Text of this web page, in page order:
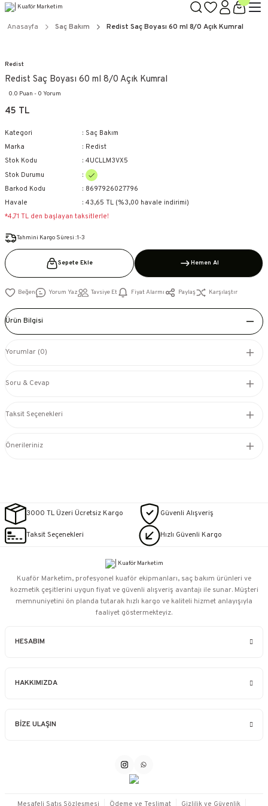
KAPIDA ÖDEME SEÇENEĞİ
Anasayfa Saç Bakım Redist Saç Boyası 60 ml 8/0 Açık Kumral
Redist
Redist Saç Boyası 60 ml 8/0 Açık Kumral
0.0 Puan - 0 Yorum
45 TL
Kategori
Saç Bakım
Marka
Redist
Stok Kodu
4UCLLM3VX5
Stok Durumu
Barkod Kodu
8697926027796
Havale
43,65 TL (%3,00 havale indirimi)
*4,71 TL den başlayan taksitlerle!
Tahmini Kargo Süresi :1-3
Sepete Ekle Hemen Al
Yorum Yaz Tavsiye Et Fiyat Alarmı Paylaş Karşılaştır
Ürün Bilgisi
Yorumlar (0)
Soru & Cevap
Taksit Seçenekleri
Önerileriniz
3000 TL Üzeri Ücretsiz Kargo Güvenli Alışveriş
Taksit Seçenekleri Hızlı Güvenli Kargo
HESABIM
HAKKIMIZDA
BİZE ULAŞIN
Kuaför Marketim, profesyonel kuaför ekipmanları, saç bakım ürünleri ve
kozmetik çeşitlerini uygun fiyat ve güvenli alışveriş avantajı ile sunar. Müşteri
memnuniyetini ön planda tutarak hızlı kargo ve kaliteli hizmet anlayışıyla
faaliyet göstermekteyiz.
Mesafeli Satış Sözleşmesi Ödeme ve Teslimat Gizlilik ve Güvenlik